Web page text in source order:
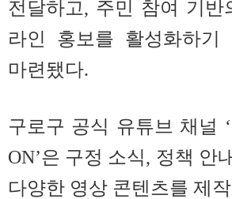
전달하고, 주민 참여 기반
라인 홍보를 활성화하기
마련됐다.
구로구 공식 유튜브 채널
ON’은 구정 소식, 정책 안
다양한 영상 콘텐츠를 제